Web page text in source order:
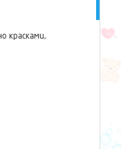
красками,